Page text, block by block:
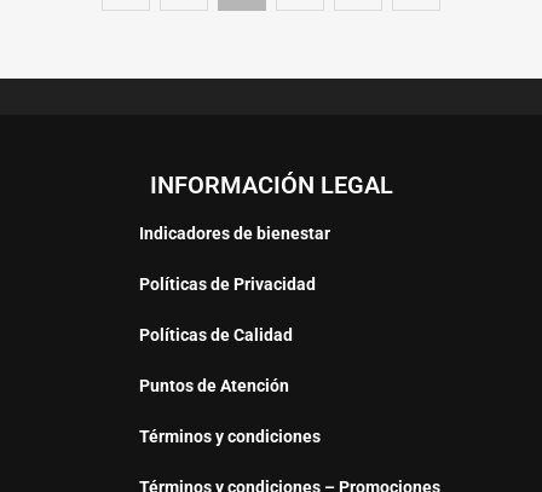
INFORMACIÓN LEGAL
Indicadores de bienestar
Políticas de Privacidad
Políticas de Calidad
Puntos de Atención
Términos y condiciones
Términos y condiciones – Promociones